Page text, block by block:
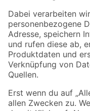
Zahlungsarten
Sicher einkaufen